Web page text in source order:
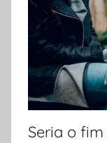
Seria o